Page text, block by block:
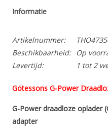
Informatie
Artikelnummer:
Beschikbaarheid:
Op
Levertijd:
1 tot 2
Götessons G-Power
G-Power draadloze oplader
adapter